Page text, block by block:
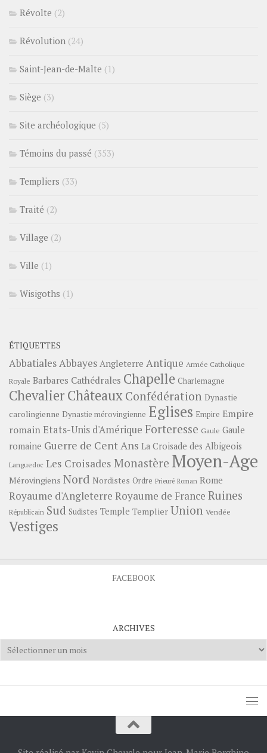
Révolte (2)
Révolution (24)
Saint-Jean-de-Malte (1)
Siège (3)
Site archéologique (5)
Témoins du passé (353)
Templiers (33)
Traité (2)
Village (2)
Ville (1)
Wisigoths (1)
ÉTIQUETTES
Abbatiales Abbayes Angleterre Antique Armée Catholique
Royale Barbares Cathédrales Chapelle Charlemagne
ChevalierChâteauxConfédération Dynastie
carolingienne Dynastie mérovingienne Eglises Empire Empire
romainEtats-Unis d'Amérique Forteresse Gaule Gaule
romaine Guerre de Cent Ans La Croisade des Albigeois
Languedoc Les Croisades Monastère Moyen-Age
Mérovingiens Nord Nordistes Ordre Prieuré Roman Rome
Royaume d'Angleterre Royaume de France Ruines
Républicain Sud Sudistes Temple Templier Union Vendée
Vestiges
FACEBOOK
ARCHIVES
Archives